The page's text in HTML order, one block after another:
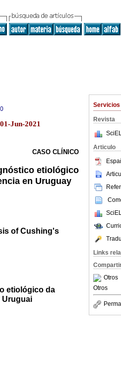
Servicios
Revista
Articulo
Links
Otros
Otros
Jun-2021
CASO CLÍNICO
etiológico
en Uruguay
of Cushing's
etiológico da
Uruguai